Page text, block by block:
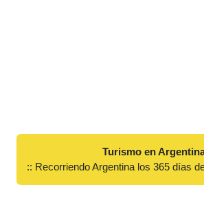
Turismo en
:: Recorriendo Argentina los 365 días